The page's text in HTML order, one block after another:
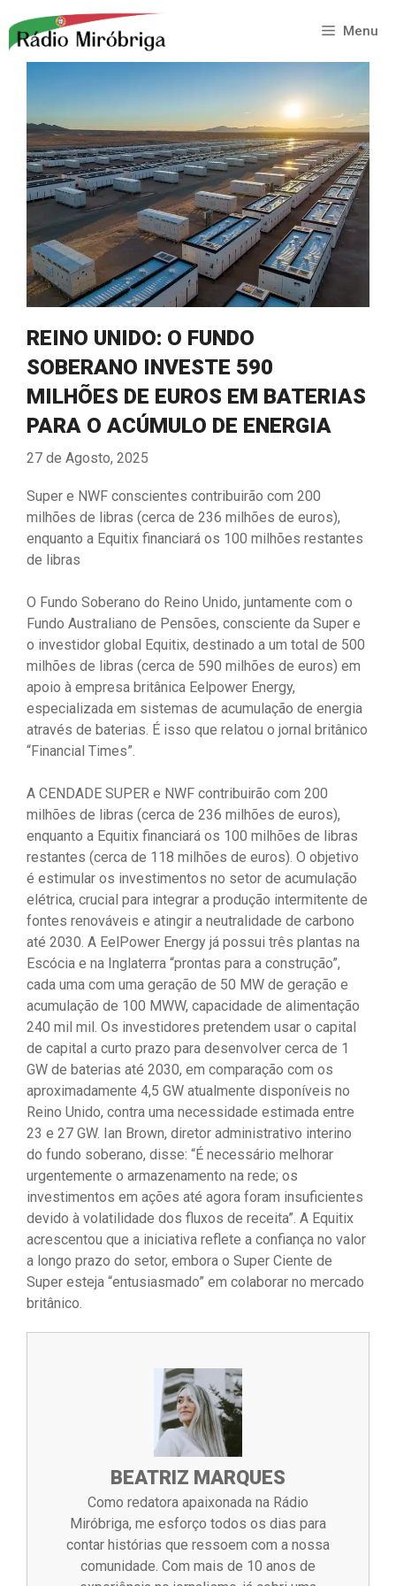
para
Menu
REINO UNIDO: O FUNDO
SOBERANO INVESTE 590
MILHÕES DE EUROS EM BATERIAS
PARA O ACÚMULO DE ENERGIA
27 de Agosto, 2025
Super e NWF conscientes contribuirão com 200
milhões de libras (cerca de 236 milhões de euros),
enquanto a Equitix financiará os 100 milhões restantes
de libras
O Fundo Soberano do Reino Unido, juntamente com o
Fundo Australiano de Pensões, consciente da Super e
o investidor global Equitix, destinado a um total de 500
milhões de libras (cerca de 590 milhões de euros) em
apoio à empresa britânica Eelpower Energy,
especializada em sistemas de acumulação de energia
através de baterias. É isso que relatou o jornal britânico
“Financial Times”.
A CENDADE SUPER e NWF contribuirão com 200
milhões de libras (cerca de 236 milhões de euros),
enquanto a Equitix financiará os 100 milhões de libras
restantes (cerca de 118 milhões de euros). O objetivo
é estimular os investimentos no setor de acumulação
elétrica, crucial para integrar a produção intermitente de
fontes renováveis ​​e atingir a neutralidade de carbono
até 2030. A EelPower Energy já possui três plantas na
Escócia e na Inglaterra “prontas para a construção”,
cada uma com uma geração de 50 MW de geração e
acumulação de 100 MWW, capacidade de alimentação
240 mil mil. Os investidores pretendem usar o capital
de capital a curto prazo para desenvolver cerca de 1
GW de baterias até 2030, em comparação com os
aproximadamente 4,5 GW atualmente disponíveis no
Reino Unido, contra uma necessidade estimada entre
23 e 27 GW. Ian Brown, diretor administrativo interino
do fundo soberano, disse: “É necessário melhorar
urgentemente o armazenamento na rede; os
investimentos em ações até agora foram insuficientes
devido à volatilidade dos fluxos de receita”. A Equitix
acrescentou que a iniciativa reflete a confiança no valor
a longo prazo do setor, embora o Super Ciente de
Super esteja “entusiasmado” em colaborar no mercado
britânico.
BEATRIZ MARQUES
Como redatora apaixonada na Rádio
Miróbriga, me esforço todos os dias para
contar histórias que ressoem com a nossa
comunidade. Com mais de 10 anos de